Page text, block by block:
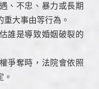
、不忠、暴力或長期
大事由等行為。
誰是導致婚姻破裂的
爭奪時，法院會依照
。